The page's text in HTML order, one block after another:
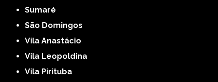
Sumaré
São Domingos
Vila Anastácio
Vila Leopoldina
Vila Pirituba